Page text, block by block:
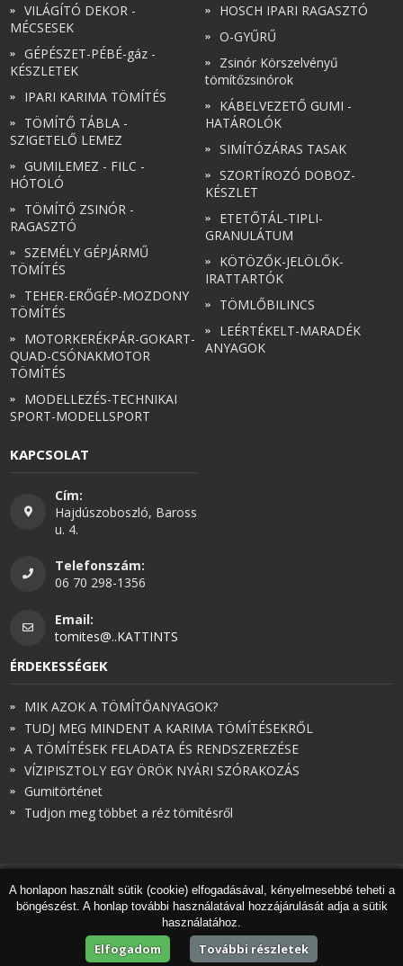
VILÁGÍTÓ DEKOR -
MÉCSESEK
GÉPÉSZET-PÉBÉ-gáz -
KÉSZLETEK
IPARI KARIMA TÖMÍTÉS
TÖMÍTŐ TÁBLA -
SZIGETELŐ LEMEZ
GUMILEMEZ - FILC -
HÓTOLÓ
TÖMÍTŐ ZSINÓR -
RAGASZTÓ
SZEMÉLY GÉPJÁRMŰ
TÖMÍTÉS
TEHER-ERŐGÉP-MOZDONY
TÖMÍTÉS
MOTORKERÉKPÁR-GOKART-
QUAD-CSÓNAKMOTOR
TÖMÍTÉS
MODELLEZÉS-TECHNIKAI
SPORT-MODELLSPORT
HOSCH IPARI RAGASZTÓ
O-GYŰRŰ
Zsinór Körszelvényű
tömítőzsinórok
KÁBELVEZETŐ GUMI -
HATÁROLÓK
SIMÍTÓZÁRAS TASAK
SZORTÍROZÓ DOBOZ-
KÉSZLET
ETETŐTÁL-TIPLI-
GRANULÁTUM
KÖTÖZŐK-JELÖLŐK-
IRATTARTÓK
TÖMLŐBILINCS
LEÉRTÉKELT-MARADÉK
ANYAGOK
KAPCSOLAT
Cím:
Hajdúszoboszló, Baross
u. 4.
Telefonszám:
06 70 298-1356
Email:
tomites@..KATTINTS
ÉRDEKESSÉGEK
MIK AZOK A TÖMÍTŐANYAGOK?
TUDJ MEG MINDENT A KARIMA TÖMÍTÉSEKRŐL
A TÖMÍTÉSEK FELADATA ÉS RENDSZEREZÉSE
VÍZIPISZTOLY EGY ÖRÖK NYÁRI SZÓRAKOZÁS
Gumitörténet
Tudjon meg többet a réz tömítésről
© Török és Társai 2026 - Minden jog fenntartva
Honlapkészítés
, webdesign,keresőoptimalizálás
Expedient
Marketing tanácsadónk aMarketing Professzorok Kft.
A honlapon használt sütik (cookie) elfogadásával, kényelmesebbé teheti a
böngészést. A honlap további használatával hozzájárulását adja a sütik
használatához.
Elfogadom További részletek